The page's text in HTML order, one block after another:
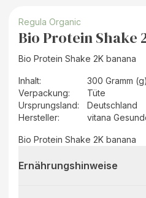
Regula Organic
Bio Protein Shake
Bio Protein Shake 2K banana
Inhalt:
300 Gramm (g)
Verpackung:
Tüte
Ursprungsland:
Deutschland
Hersteller: vitana
Bio Protein Shake 2K banana
Ernährungshinweise